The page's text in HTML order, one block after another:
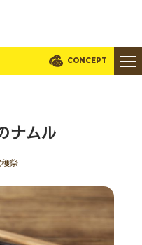
CONCEPT
ナムル
祭